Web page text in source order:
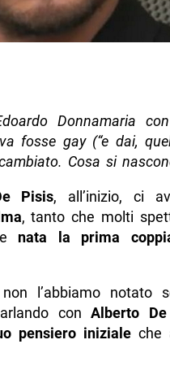
Donnamaria
fosse gay (“e dai,
Cosa si
Pisis, all’inizio, ci
, tanto che molti
nata la prima
l’abbiamo notato
conAlberto
pensiero inizialeche